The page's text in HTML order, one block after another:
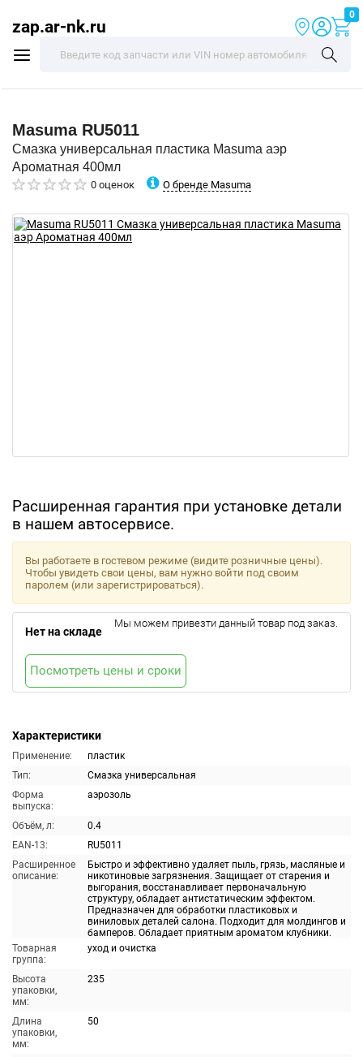
zap.ar-nk.ru
0
Masuma RU5011
Смазка универсальная пластика Masuma аэр
Ароматная 400мл
0 оценок О бренде Masuma
Расширенная гарантия при установке детали
в нашем автосервисе.
Характеристики
Применение:
пластик
Тип:
Смазка универсальная
Форма
выпуска:
аэрозоль
Объём, л:
0.4
EAN-13:
RU5011
Расширенное
описание:
Быстро и эффективно удаляет пыль, грязь, масляные и
никотиновые загрязнения. Защищает от старения и
выгорания, восстанавливает первоначальную
структуру, обладает антистатическим эффектом.
Предназначен для обработки пластиковых и
виниловых деталей салона. Подходит для молдингов и
бамперов. Обладает приятным ароматом клубники.
Товарная
группа:
уход и очистка
Высота
упаковки,
мм:
235
Длина
упаковки,
мм:
50
Вы работаете в гостевом режиме (видите розничные цены).
Чтобы увидеть свои цены, вам нужно войти под своим
паролем (или зарегистрироваться).
Нет на складе
Мы можем привезти данный товар под заказ.
Посмотреть цены и сроки